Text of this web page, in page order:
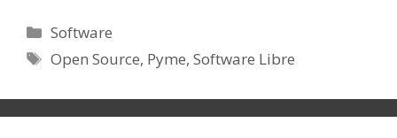
Categorías
Software
Etiquetas
Open Source, Pyme,Software Libre